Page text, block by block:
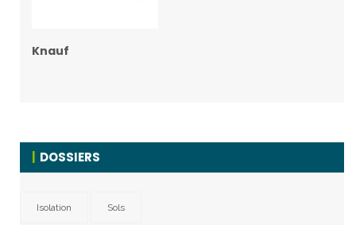
Knauf
DOSSIERS
Isolation Sols